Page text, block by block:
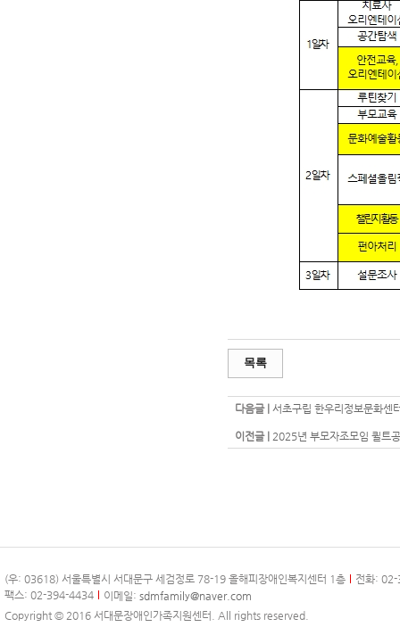
목록
다음글 | 서초구립 한우리정보문화센
이전글 | 2025년 부모자조모임 퀼트
(우: 03618) 서울특별시 서대문구 세검정로 78-19 올해피장애인복지센터 1층
전화:
팩스: 02-394-4434
이메일: sdmfamily@naver.com
Copyright © 2016 서대문장애인가족지원센터. All rights reserved.